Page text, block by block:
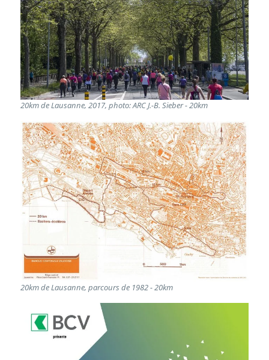
20km de Lausanne, 2017, photo: ARC J.-B. Sieber - 20km
20km de Lausanne, parcours de 1982 - 20km